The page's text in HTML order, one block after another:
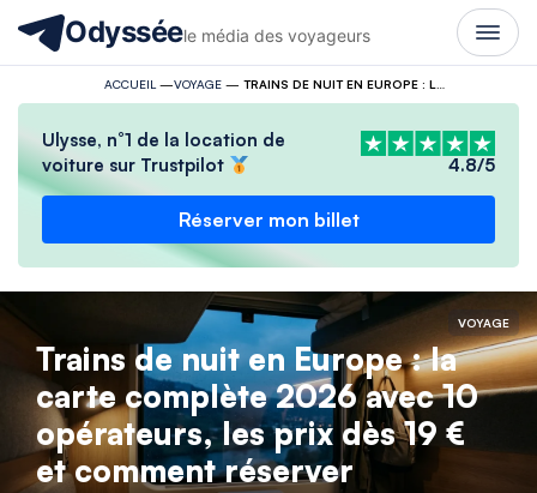
Odysséele média des voyageurs
ACCUEIL —VOYAGE—
Ulysse, n°1 de la location de
voiture sur Trustpilot
4.8/5
Réserver mon billet
VOYAGE
Trains de nuit en Europe : la
carte complète 2026 avec 10
opérateurs, les prix dès 19 €
et comment réserver